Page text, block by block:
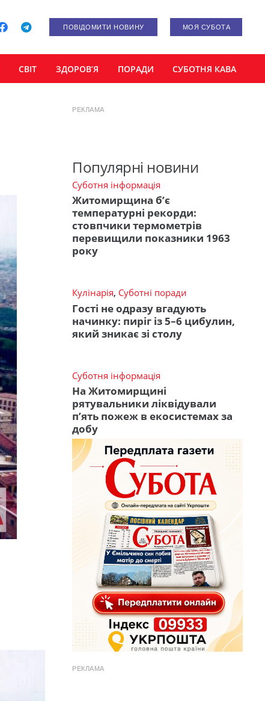
ПОВІДОМИТИ НОВИНУ МОЯ СУБОТА
СВІТ ЗДОРОВ’Я ПОРАДИ СУБОТНЯ КАВА
РЕКЛАМА
Популярні новини
Суботня інформація
Житомирщина б’є
температурні рекорди:
стовпчики термометрів
перевищили показники 1963
року
Кулінарія, Суботні поради
Гості не одразу вгадують
начинку: пиріг із 5–6 цибулин,
який зникає зі столу
Суботня інформація
На Житомирщині
рятувальники ліквідували
п’ять пожеж в екосистемах за
добу
РЕКЛАМА